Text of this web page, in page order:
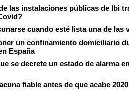
las instalaciones públicas de Ibi
cuando esté lista una de las
un confinamiento domiciliario
España
se decrete un estado de alarma
fiable antes de que acabe